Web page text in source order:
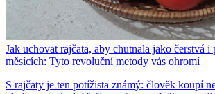
Jak uchovat rajčata, aby chutnala jako čerstvá i
měsících: Tyto revoluční metody vás ohromí
S rajčaty je ten potížista známý: člověk koupí